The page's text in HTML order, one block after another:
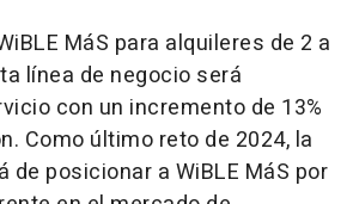
MáS para alquileres de 2 a
línea de negocio será
con un incremento de 13%
Como último reto de 2024, la
de posicionar a WiBLE MáS por